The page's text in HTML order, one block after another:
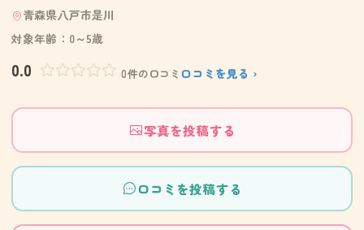
青森県八戸市是川
対象年齢：0～5歳
0.0 0件の口コミ 口コミを見る ›
写真を投稿する
口コミを投稿する